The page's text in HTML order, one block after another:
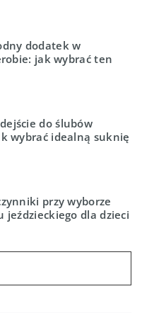
dodatek w
jak wybrać ten
do ślubów
wybrać idealną suknię
przy wyborze
jeździeckiego dla dzieci